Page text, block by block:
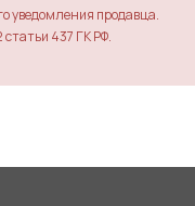
уведомления продавца.
437 ГК РФ.